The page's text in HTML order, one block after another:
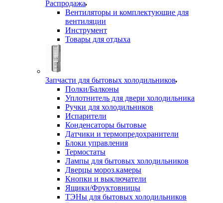
Распродажа
Вентиляторы и комплектующие для
вентиляции
Инструмент
Товары для отдыха
Запчасти для бытовых холодильников
Полки/Балконы
Уплотнитель для двери холодильника
Ручки для холодильников
Испарители
Конденсаторы бытовые
Датчики и термопредохранители
Блоки управления
Термостаты
Лампы для бытовых холодильников
Дверцы мороз.камеры
Кнопки и выключатели
Ящики/Фруктовницы
ТЭНы для бытовых холодильников